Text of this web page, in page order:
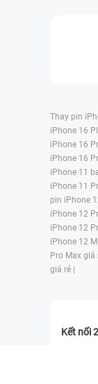
Thay pin
iPhone 16
iPhone 16
iPhone 16
iPhone 11
iPhone 11
pin iPhone
iPhone 12
iPhone 12
iPhone 12
Pro Max giá
giá rẻ |
Kết nối